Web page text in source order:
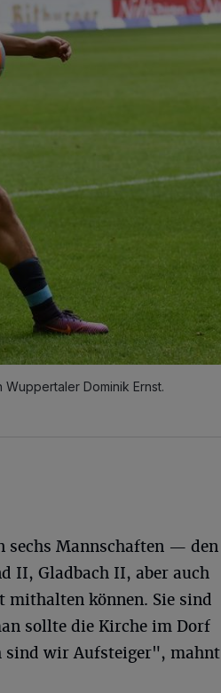
Dominik Ernst.
sechs Mannschaften — den
II, Gladbach II, aber auch
mithalten können. Sie sind
sollte die Kirche im Dorf
sind wir Aufsteiger", mahnt